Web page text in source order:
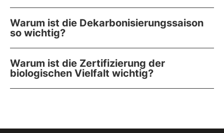
Warum ist die Dekarbonisierungssaison
so wichtig?
Warum ist die Zertifizierung der
biologischen Vielfalt wichtig?